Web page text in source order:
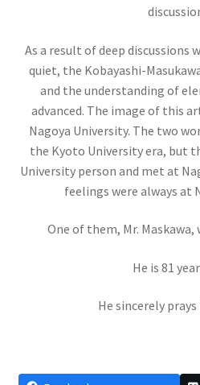
イギリス関係
ニュートン・マクスウェルから
イタリア関係
【コペルニクスからフ
ウィリアム・
ウィーン大学（
As a result of deep discussions
quiet, the Kobayashi-
and the understanding of
advanced. The image of this
Nagoya University. The two
the Kyoto University era, but
University person and met at
feelings were always at
One of them, Mr. Maskawa,
He is 81
He sincerely